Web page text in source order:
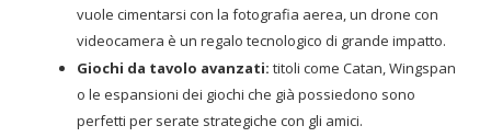
vuole cimentarsi con la fotografia aerea, un drone con
videocamera è un regalo tecnologico di grande impatto.
Giochi da tavolo avanzati: titoli come Catan, Wingspan
o le espansioni dei giochi che già possiedono sono
perfetti per serate strategiche con gli amici.